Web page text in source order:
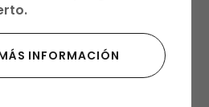
INFORMACIÓN